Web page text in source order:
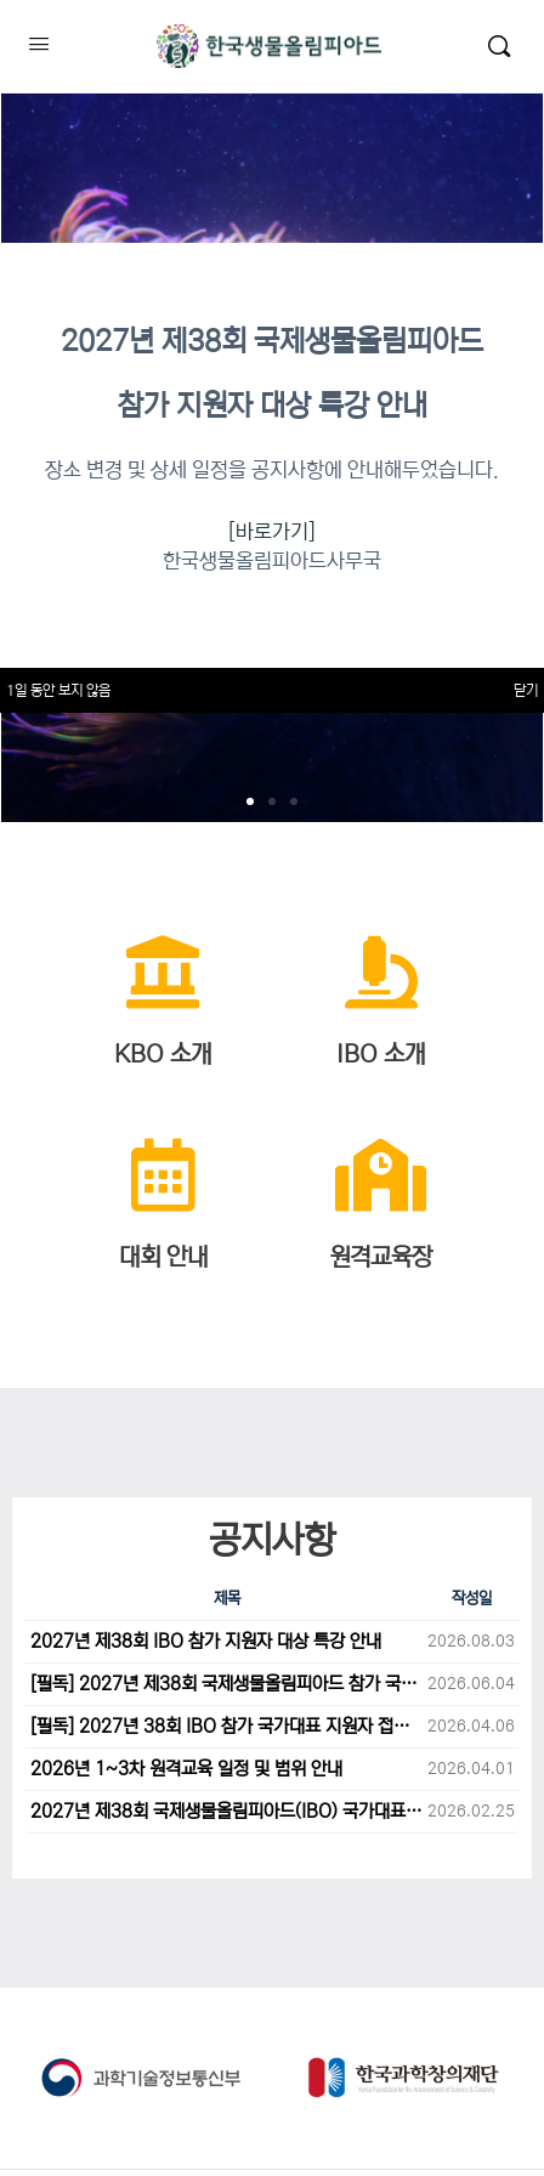
이수증명서 확인 바로가기
KBO 소개 IBO 소개
대회 안내 원격교육장
공지사항
제목 작성일
2027년 제38회 IBO 참가 지원자 대상 특강 안내 2026.08.03
[필독] 2027년 제38회 국제생물올림피아드 참가 국가대표 1차후보자 선발고사 범위 및 일정 안내 2026.06.04
[필독] 2027년 38회 IBO 참가 국가대표 지원자 접수 마감 및 원격교육 관련 공지사항 안내입니다. 2026.04.06
2026년 1~3차 원격교육 일정 및 범위 안내 2026.04.01
2027년 제38회 국제생물올림피아드(IBO) 국가대표 후보자 지원 안내 2026.02.25
2027년 제38회 국제생물올림피아드
참가 지원자 대상 특강 안내
장소 변경 및 상세 일정을 공지사항에 안내해두었습니다.
[바로가기]
한국생물올림피아드사무국
1일 동안 보지 않음 닫기